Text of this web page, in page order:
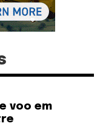
voo em